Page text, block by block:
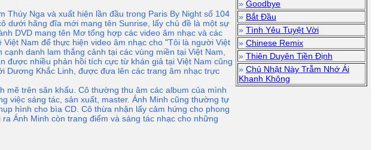
Thúy Nga và xuất hiện lần đầu trong Paris By Night số 104
dưới hãng đĩa mới mang tên Sunrise, lấy chủ đề là một sự
DVD mang tên Mơ tổng hợp các video âm nhạc và các
Nam để thực hiện video âm nhạc cho "Tôi là người Việt
danh lam thắng cảnh tại các vùng miền tại Việt Nam,
được nhiều phản hồi tích cực từ khán giả tại Việt Nam cũng
Dương Khắc Linh, được đưa lên các trang âm nhạc trực
mẽ trên sân khấu. Cô thường thu âm các album của mình
việc sáng tác, sản xuất, master. Ánh Minh cũng thường tự
hình cho bìa CD. Cô thừa nhận lấy cảm hứng cho phong
Ánh Minh còn trang điểm và sáng tác nhạc cho những
» Goodbye
» Bắt Đầu
» Tình Yêu Tuyệt Vời
» Chinese Remix
» Thiên Duyên Tiền Định
» Chủ Nhật Này Trẫm Nhớ Ái
Khanh Không